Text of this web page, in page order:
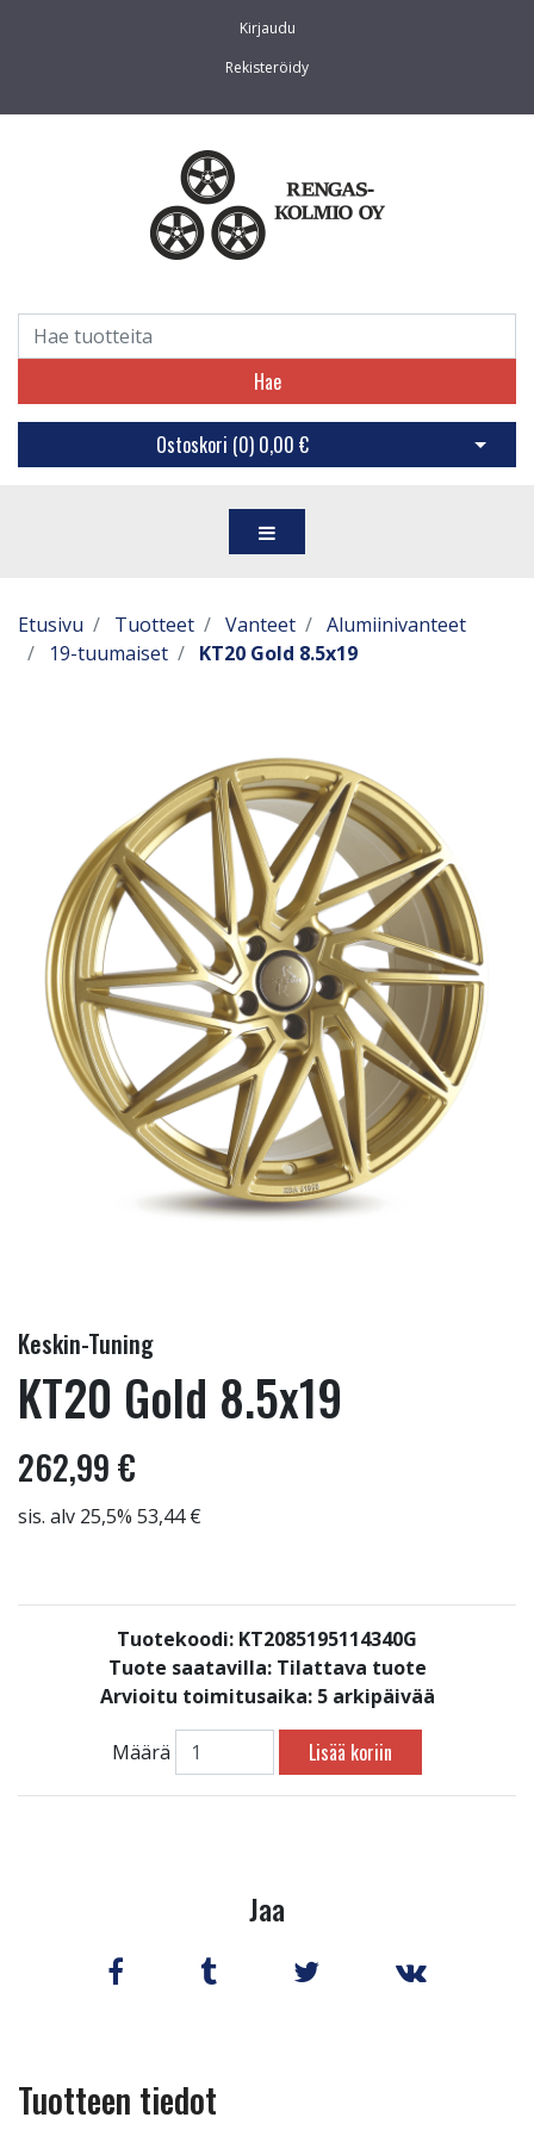
Kirjaudu
Rekisteröidy
Hae
Ostoskori (0) 0,00 € Avaa
Etusivu Tuotteet Vanteet
Alumiinivanteet
19-tuumaiset
KT20 Gold 8.5x19
Keskin-Tuning
KT20 Gold 8.5x19
262,99 €
sis. alv 25,5% 53,44 €
Tuotekoodi: KT2085195114340G
Tuote saatavilla: Tilattava tuote
Arvioitu toimitusaika: 5 arkipäivää
Määrä Lisää koriin
Jaa
Tuotteen tiedot